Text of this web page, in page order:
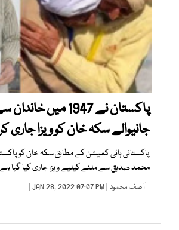
پاکستان نے 1947 میں
جانیوالے سکہ خان کو ویزا جاری
پاکستانی ہائی کمیشن کے مطابق سکہ خان
محمد صدیق سے ملنے کیلیے ویزا جاری کیا گیا ہے
آصف محمود | JAN 28, 2022 07:07 PM |